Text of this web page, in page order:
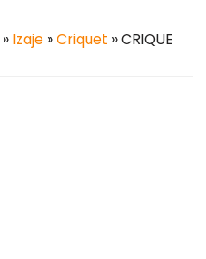
» Izaje »Criquet » CRIQUE